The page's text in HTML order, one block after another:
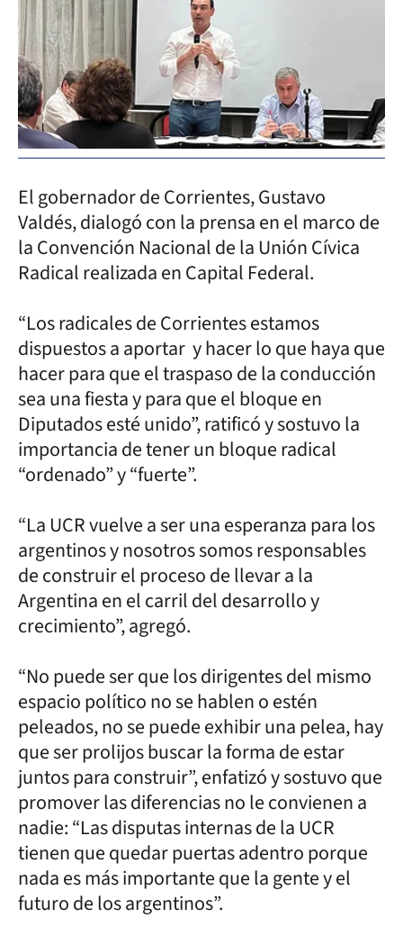
El gobernador de Corrientes, Gustavo
Valdés, dialogó con la prensa en el marco de
la Convención Nacional de la Unión Cívica
Radical realizada en Capital Federal.
“Los radicales de Corrientes estamos
dispuestos a aportar y hacer lo que haya que
hacer para que el traspaso de la conducción
sea una fiesta y para que el bloque en
Diputados esté unido”, ratificó y sostuvo la
importancia de tener un bloque radical
“ordenado” y “fuerte”.
“La UCR vuelve a ser una esperanza para los
argentinos y nosotros somos responsables
de construir el proceso de llevar a la
Argentina en el carril del desarrollo y
crecimiento”, agregó.
“No puede ser que los dirigentes del mismo
espacio político no se hablen o estén
peleados, no se puede exhibir una pelea, hay
que ser prolijos buscar la forma de estar
juntos para construir”, enfatizó y sostuvo que
promover las diferencias no le convienen a
nadie: “Las disputas internas de la UCR
tienen que quedar puertas adentro porque
nada es más importante que la gente y el
futuro de los argentinos”.